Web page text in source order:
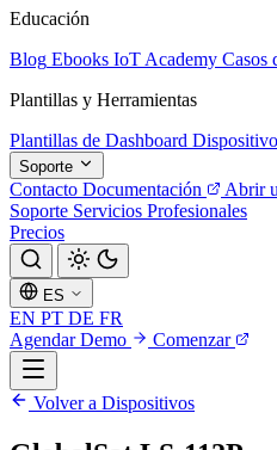
Educación
Blog Ebooks IoT Academy Casos
Plantillas y Herramientas
Plantillas de Dashboard
Soporte
Contacto Documentación Abrir
Soporte Servicios Profesionales
Precios
ES
EN PT DE FR
Agendar Demo
Comenzar
Volver a Dispositivos